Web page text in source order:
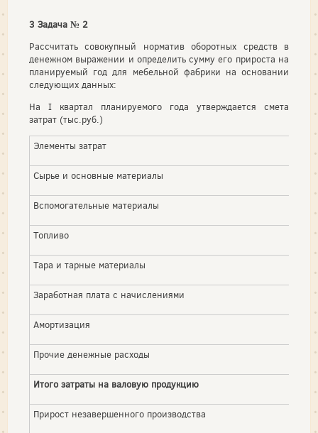
3 Задача № 2
Рассчитать совокупный норматив оборотных средств в
денежном выражении и определить сумму его прироста на
планируемый год для мебельной фабрики на основании
следующих данных:
На I квартал планируемого года утверждается смета
затрат (тыс.руб.)
Элементы затрат
Сырье и основные материалы
Вспомогательные материалы
Топливо
Тара и тарные материалы
Заработная плата с начислениями
Амортизация
Прочие денежные расходы
Итого затраты на валовую продукцию
Прирост незавершенного производства